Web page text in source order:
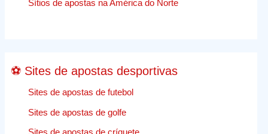
Sítios de apostas na América do Norte
⚽ Sites de apostas desportivas
Sites de apostas de futebol
Sites de apostas de golfe
Sites de apostas de críquete